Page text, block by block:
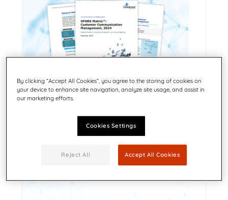
SPARK Matrix CCM '24
なぜQuadientがグローバルCCM市場のテク
By clicking “Accept All Cookies”, you agree to the storing of cookies on
your device to enhance site navigation, analyze site usage, and assist in
our marketing efforts.
Cookies Settings
Reject All Accept All Cookies